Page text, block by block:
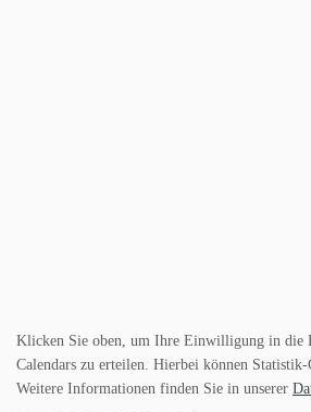
Klicken Sie oben, um Ihre Einwilligung in die
Calendars zu erteilen. Hierbei können Statistik-
Weitere Informationen finden Sie in unserer